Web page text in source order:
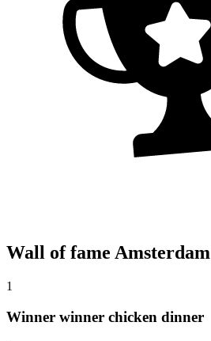
Wall of fame Amsterdam
1
Winner winner chicken dinner